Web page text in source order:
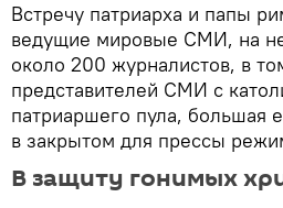
Встречу патриарха и папы
ведущие мировые СМИ, на
около 200 журналистов, в
представителей СМИ с
патриаршего пула, большая
в закрытом для прессы
В защиту гонимых